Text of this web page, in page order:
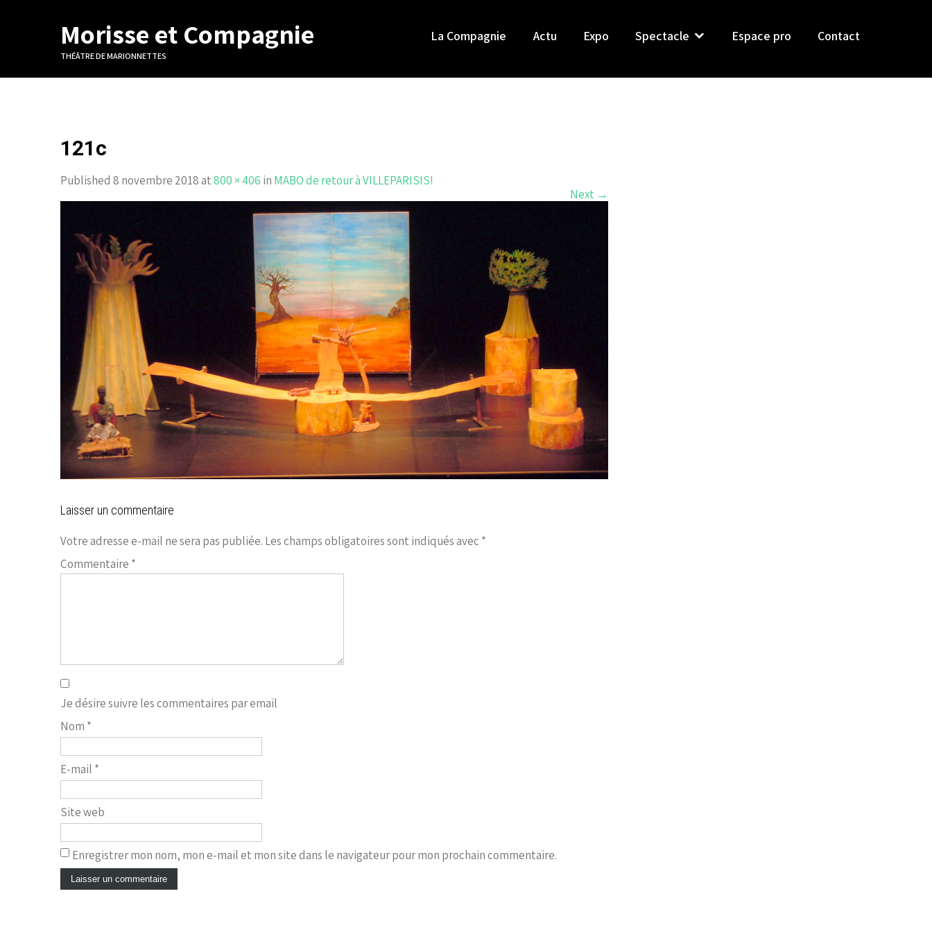
Morisse et Compagnie
THÉÂTRE DE MARIONNETTES
La Compagnie Actu Expo Spectacle Espace pro Contact
121c
Published 8 novembre 2018 at800 × 406 in MABO de retour à VILLEPARISIS!
Next →
Laisser un commentaire
Votre adresse e-mail ne sera pas publiée. Les champs obligatoires sont indiqués avec *
Commentaire *
Je désire suivre les commentaires par email
Nom *
E-mail *
Site web
Enregistrer mon nom, mon e-mail et mon site dans le navigateur pour mon prochain commentaire.